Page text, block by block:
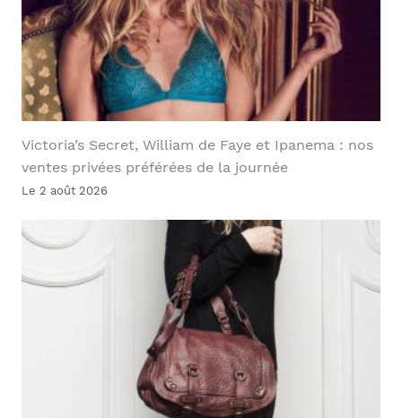
Victoria’s Secret, William de Faye et Ipanema : nos
ventes privées préférées de la journée
Le 2 août 2026